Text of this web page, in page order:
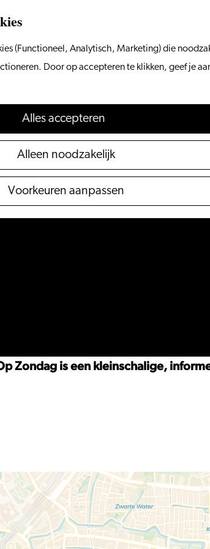
(Functioneel, Analytisch, Marketing) die
Door op accepteren te klikken, geef je
Alles accepteren
Alleen noodzakelijk
Voorkeuren aanpassen
Bekijk hetactuele aanbod
Zondag is een kleinschalige,